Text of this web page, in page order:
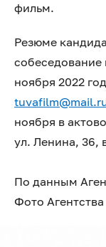
фильм.
Резюме
ноября 2022
ноября в
ул. Ленина, 36,
По данным
Фото